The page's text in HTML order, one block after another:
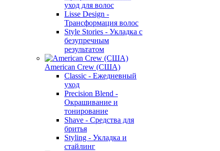
уход для волос
Lisse Design -
Трансформация волос
Style Stories - Укладка с
безупречным
результатом
American Crew (США)
Classic - Ежедневный
уход
Precision Blend -
Окрашивание и
тонирование
Shave - Средства для
бритья
Styling - Укладка и
стайлинг